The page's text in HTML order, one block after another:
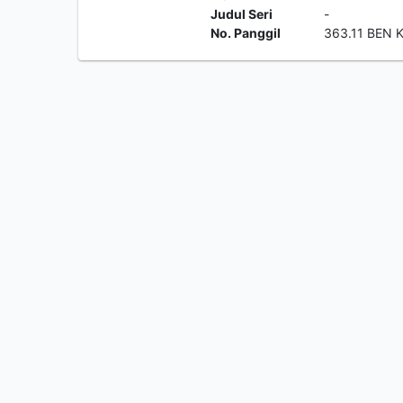
Judul Seri
-
No. Panggil
363.11 BEN